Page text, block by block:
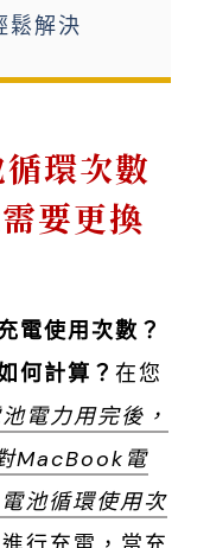
鬆解決
環次數
要更換
電使用次數？
何計算？ 在您
電力用完後，
MacBook電
池循環使用次